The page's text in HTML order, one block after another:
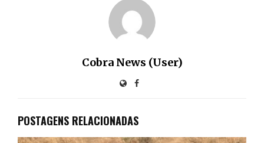
Cobra News (User)
POSTAGENS RELACIONADAS